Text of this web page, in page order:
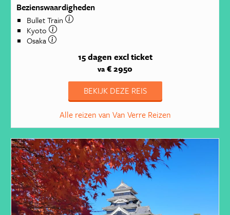
Bezienswaardigheden
Bullet Train
Kyoto
Osaka
15 dagen excl ticket
va € 2950
BEKIJK DEZE REIS
Alle reizen van Van Verre Reizen